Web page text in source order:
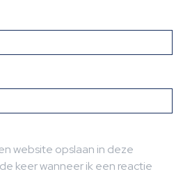
website opslaan in deze
keer wanneer ik een reactie